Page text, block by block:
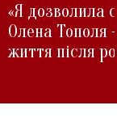
«Я дозволила
Олена Тополя
життя після